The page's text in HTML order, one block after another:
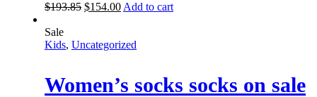
$193.85 $154.00 Add to cart
Sale
Kids, Uncategorized
Women’s socks socks on sale